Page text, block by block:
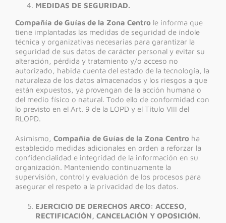
MEDIDAS DE SEGURIDAD.
Compañía de Guías de la Zona Centrole informa que
tiene implantadas las medidas de seguridad de índole
técnica y organizativas necesarias para garantizar la
seguridad de sus datos de carácter personal y evitar su
alteración, pérdida y tratamiento y/o acceso no
autorizado, habida cuenta del estado de la tecnología, la
naturaleza de los datos almacenados y los riesgos a que
están expuestos, ya provengan de la acción humana o
del medio físico o natural. Todo ello de conformidad con
lo previsto en el Art. 9 de la LOPD y el Título VIII del
RLOPD.
Asimismo, Compañía de Guías de la Zona Centroha
establecido medidas adicionales en orden a reforzar la
confidencialidad e integridad de la información en su
organización. Manteniendo continuamente la
supervisión, control y evaluación de los procesos para
asegurar el respeto a la privacidad de los datos.
EJERCICIO DE DERECHOS ARCO: ACCESO,
RECTIFICACIÓN, CANCELACIÓN Y OPOSICIÓN.